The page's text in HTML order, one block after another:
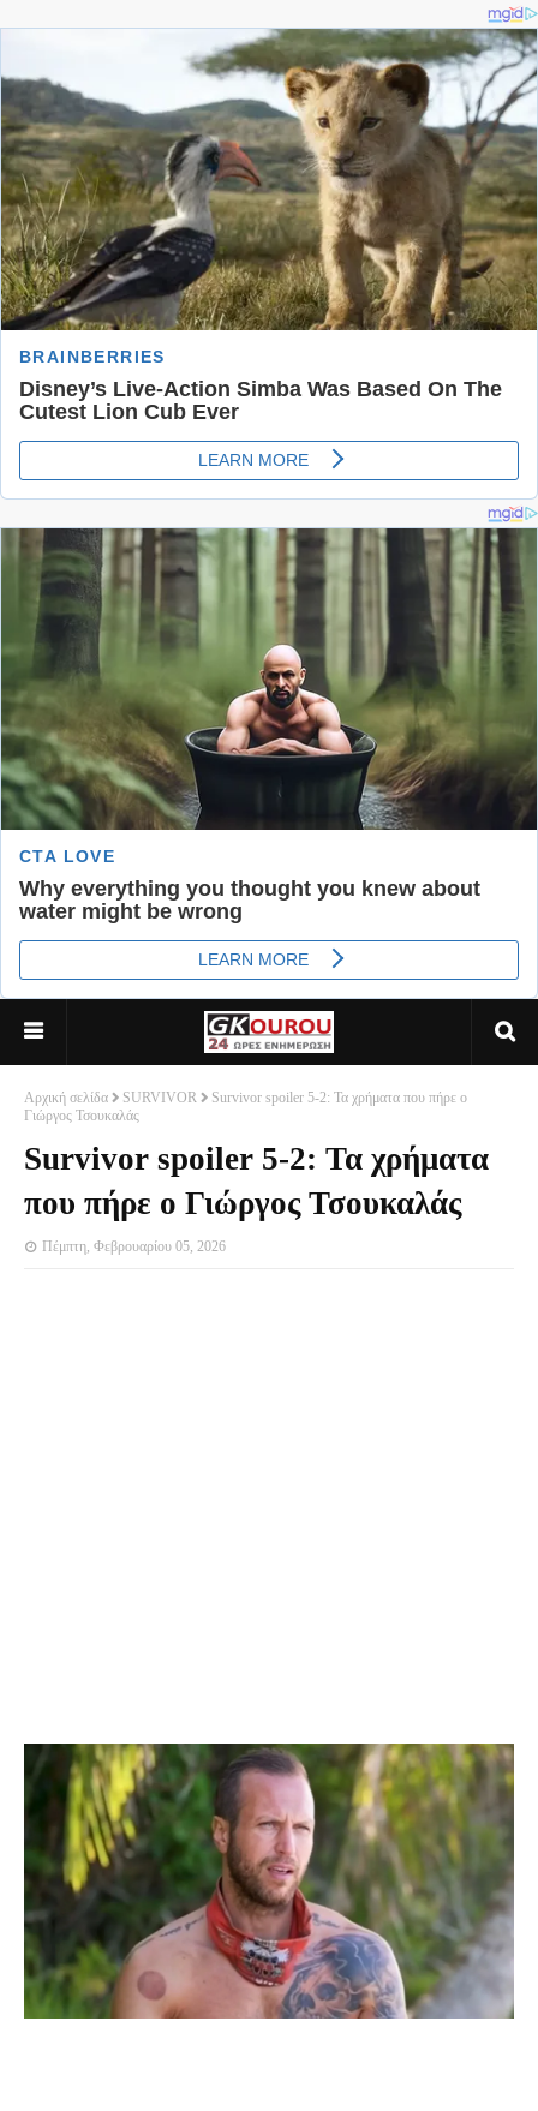
Αρχική σελίδα SURVIVOR
Survivor spoiler 5-2: Τα χρήματα που πήρε ο
Γιώργος Τσουκαλάς
Survivor spoiler 5-2: Τα χρήματα
που πήρε ο Γιώργος Τσουκαλάς
Πέμπτη, Φεβρουαρίου 05, 2026